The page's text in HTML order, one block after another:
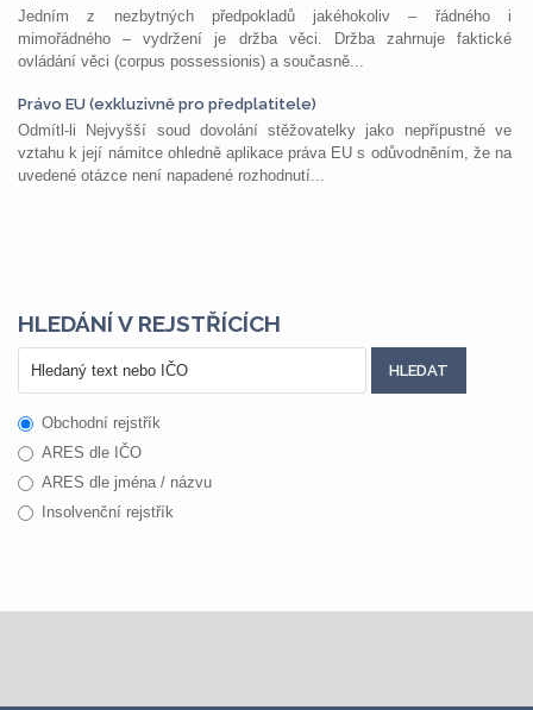
Jedním z nezbytných předpokladů jakéhokoliv – řádného i
mimořádného – vydržení je držba věci. Držba zahrnuje faktické
ovládání věci (corpus possessionis) a současně...
Právo EU (exkluzivně pro předplatitele)
Odmítl-li Nejvyšší soud dovolání stěžovatelky jako nepřípustné ve
vztahu k její námitce ohledně aplikace práva EU s odůvodněním, že na
uvedené otázce není napadené rozhodnutí...
HLEDÁNÍ V REJSTŘÍCÍCH
Obchodní rejstřík
ARES dle IČO
ARES dle jména / názvu
Insolvenční rejstřík